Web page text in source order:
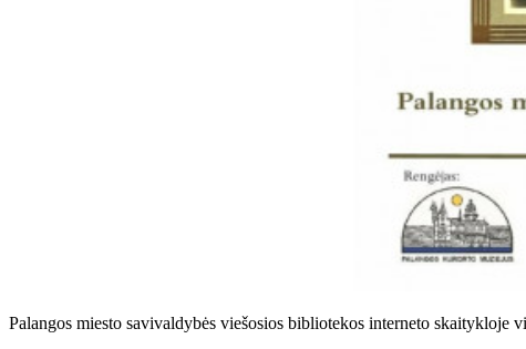
Palangos miesto savivaldybės viešosios bibliotekos interneto skaitykloje